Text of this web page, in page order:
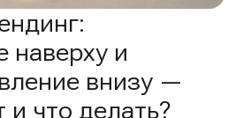
наверху и
внизу —
и что делать?